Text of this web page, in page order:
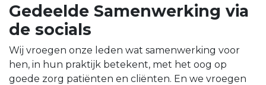
Gedeelde Samenwerking via
de socials
Wij vroegen onze leden wat samenwerking voor
hen, in hun praktijk betekent, met het oog op
goede zorg patiënten en cliënten. En we vroegen